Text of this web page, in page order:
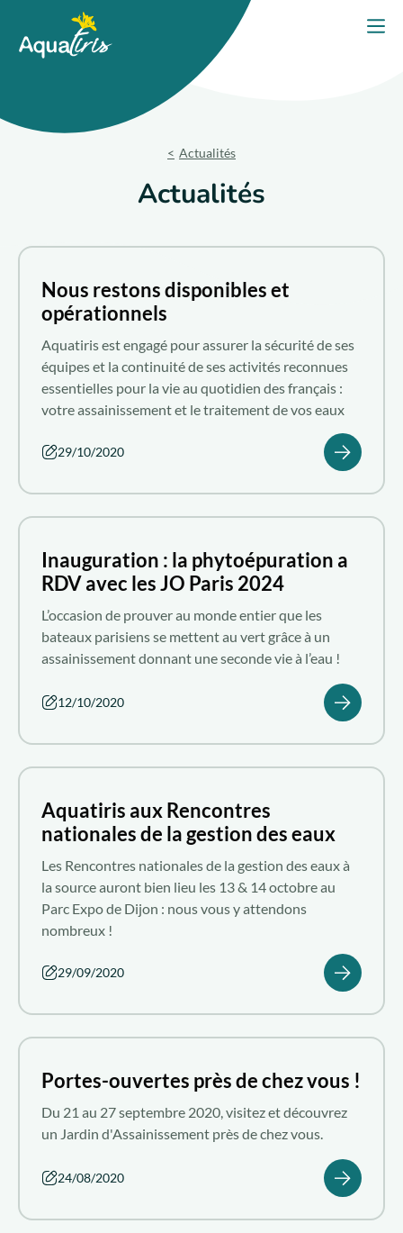
Qui sommes-nous ?
FR
Nos solutions
Nos conseils
Trouver un expert
Actualités
Actualités
Nous restons disponibles et
opérationnels
Aquatiris est engagé pour assurer la sécurité de ses
équipes et la continuité de ses activités reconnues
essentielles pour la vie au quotidien des français :
votre assainissement et le traitement de vos eaux
29/10/2020
Inauguration : la phytoépuration a
RDV avec les JO Paris 2024
L’occasion de prouver au monde entier que les
bateaux parisiens se mettent au vert grâce à un
assainissement donnant une seconde vie à l’eau !
12/10/2020
Aquatiris aux Rencontres
nationales de la gestion des eaux
Les Rencontres nationales de la gestion des eaux à
la source auront bien lieu les 13 & 14 octobre au
Parc Expo de Dijon : nous vous y attendons
nombreux !
29/09/2020
Portes-ouvertes près de chez vous !
Du 21 au 27 septembre 2020, visitez et découvrez
un Jardin d'Assainissement près de chez vous.
24/08/2020